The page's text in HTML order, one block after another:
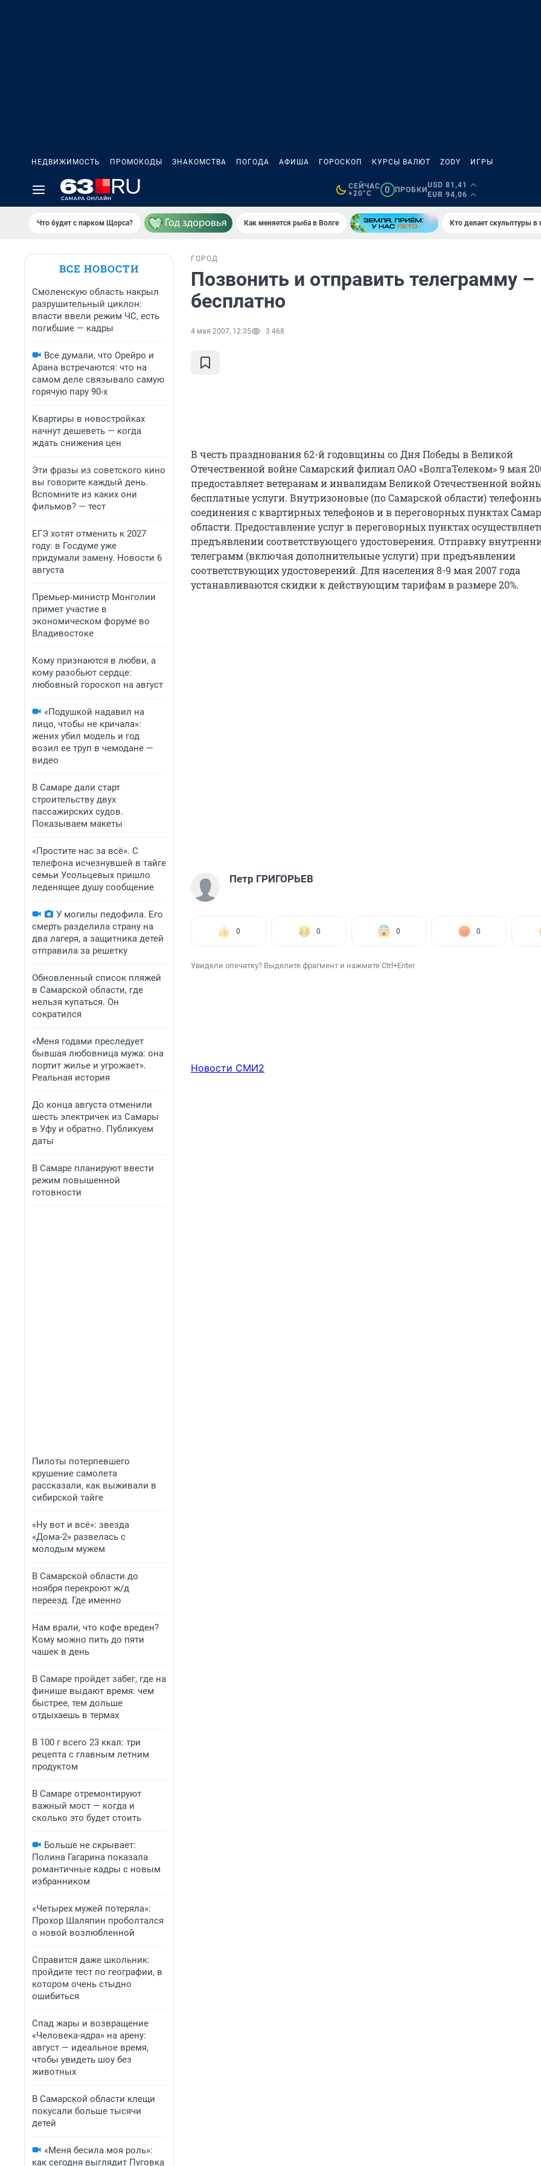
НЕДВИЖИМОСТЬ ПРОМОКОДЫ ЗНАКОМСТВА ПОГОДА АФИША ГОРОСКОП КУРСЫ ВАЛЮТ ZODY ИГРЫ
СЕЙЧАС
+20°C
0 ПРОБКИ
USD 81,41
EUR 94,06
Что будет с парком Щорса? Как меняется рыба в Волге Кто делает скульптуры в
ВСЕ НОВОСТИ
Смоленскую область накрыл
разрушительный циклон:
власти ввели режим ЧС, есть
погибшие — кадры
Все думали, что Орейро и
Арана встречаются: что на
самом деле связывало самую
горячую пару 90-х
Квартиры в новостройках
начнут дешеветь — когда
ждать снижения цен
Эти фразы из советского кино
вы говорите каждый день.
Вспомните из каких они
фильмов? — тест
ЕГЭ хотят отменить к 2027
году: в Госдуме уже
придумали замену. Новости 6
августа
Премьер‑министр Монголии
примет участие в
экономическом форуме во
Владивостоке
Кому признаются в любви, а
кому разобьют сердце:
любовный гороскоп на август
«Подушкой надавил на
лицо, чтобы не кричала»:
жених убил модель и год
возил ее труп в чемодане —
видео
В Самаре дали старт
строительству двух
пассажирских судов.
Показываем макеты
«Простите нас за всё». С
телефона исчезнувшей в тайге
семьи Усольцевых пришло
леденящее душу сообщение
У могилы педофила. Его
смерть разделила страну на
два лагеря, а защитника детей
отправила за решетку
Обновленный список пляжей
в Самарской области, где
нельзя купаться. Он
сократился
«Меня годами преследует
бывшая любовница мужа: она
портит жилье и угрожает».
Реальная история
До конца августа отменили
шесть электричек из Самары
в Уфу и обратно. Публикуем
даты
В Самаре планируют ввести
режим повышенной
готовности
Пилоты потерпевшего
крушение самолета
рассказали, как выживали в
сибирской тайге
«Ну вот и всё»: звезда
«Дома-2» развелась с
молодым мужем
В Самарской области до
ноября перекроют ж/д
переезд. Где именно
Нам врали, что кофе вреден?
Кому можно пить до пяти
чашек в день
В Самаре пройдет забег, где на
финише выдают время: чем
быстрее, тем дольше
отдыхаешь в термах
В 100 г всего 23 ккал: три
рецепта с главным летним
продуктом
В Самаре отремонтируют
важный мост — когда и
сколько это будет стоить
Больше не скрывает:
Полина Гагарина показала
романтичные кадры с новым
избранником
«Четырех мужей потеряла»:
Прохор Шаляпин проболтался
о новой возлюбленной
Справится даже школьник:
пройдите тест по географии, в
котором очень стыдно
ошибиться
Спад жары и возвращение
«Человека-ядра» на арену:
август — идеальное время,
чтобы увидеть шоу без
животных
В Самарской области клещи
покусали больше тысячи
детей
«Меня бесила моя роль»:
как сегодня выглядит Пуговка
ГОРОД
Позвонить и отправить телеграмму –
бесплатно
4 мая 2007, 12:35 3 468
В честь празднования 62-й годовщины со Дня Победы в Великой
Отечественной войне Самарский филиал ОАО «ВолгаТелеком» 9 мая
предоставляет ветеранам и инвалидам Великой Отечественной
бесплатные услуги. Внутризоновые (по Самарской области)
соединения с квартирных телефонов и в переговорных пунктах
области. Предоставление услуг в переговорных пунктах
предъявлении соответствующего удостоверения. Отправку
телеграмм (включая дополнительные услуги) при предъявлении
соответствующих удостоверений. Для населения 8-9 мая 2007 года
устанавливаются скидки к действующим тарифам в размере 20%.
Петр ГРИГОРЬЕВ
0 0 0 0
Увидели опечатку? Выделите фрагмент и нажмите Ctrl+Enter
Новости СМИ2